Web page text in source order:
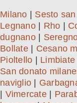
Milano Sesto
Legnano| Rho
dugnano|
Bollate| Cesano
Pioltello
Limbiate
San donato
naviglio
Vimercate|